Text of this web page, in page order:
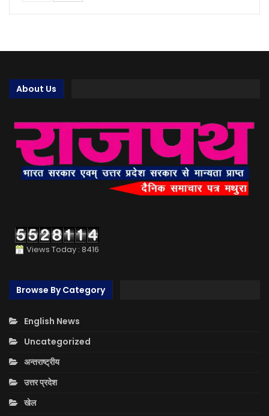
About Us
Views Today : 8416
Browse By Category
English News
Uncategorized
अन्तराष्ट्रीय
उत्तर प्रदेश
खेल